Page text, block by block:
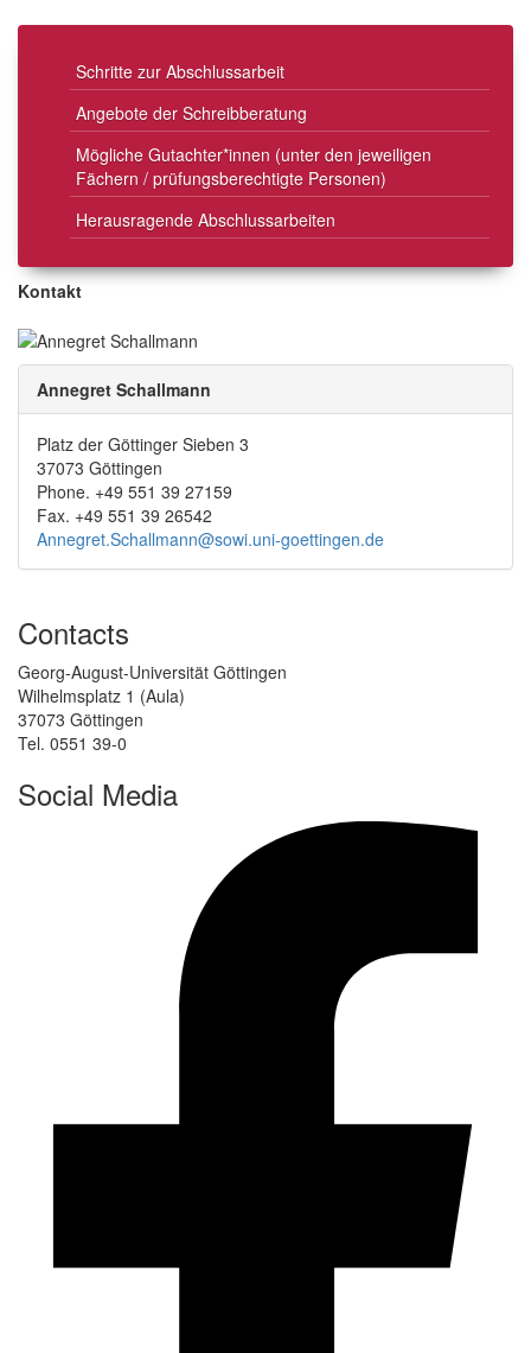
Schritte zur Abschlussarbeit
Angebote der Schreibberatung
Mögliche Gutachter*innen (unter den jeweiligen
Fächern / prüfungsberechtigte Personen)
Herausragende Abschlussarbeiten
Kontakt
Annegret Schallmann
Platz der Göttinger Sieben 3
37073 Göttingen
Phone. +49 551 39 27159
Fax. +49 551 39 26542
Annegret.Schallmann@sowi.uni-goettingen.de
Contacts
Georg-August-Universität Göttingen
Wilhelmsplatz 1 (Aula)
37073 Göttingen
Tel. 0551 39-0
Social Media